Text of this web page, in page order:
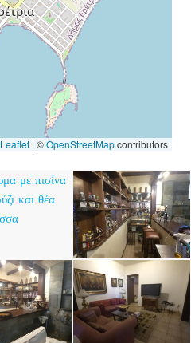
Leaflet | ©OpenStreetMapcontributors